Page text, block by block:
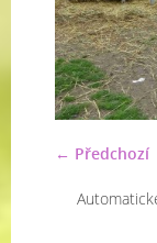
← Předchozí